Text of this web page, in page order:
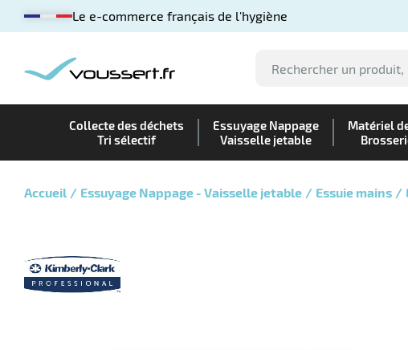
Le e-commerce français de l'hygiène
Collecte des déchets
Tri sélectif
Essuyage Nappage
Vaisselle jetable
Matériel
Accueil Essuyage Nappage - Vaisselle jetable Essuie mains